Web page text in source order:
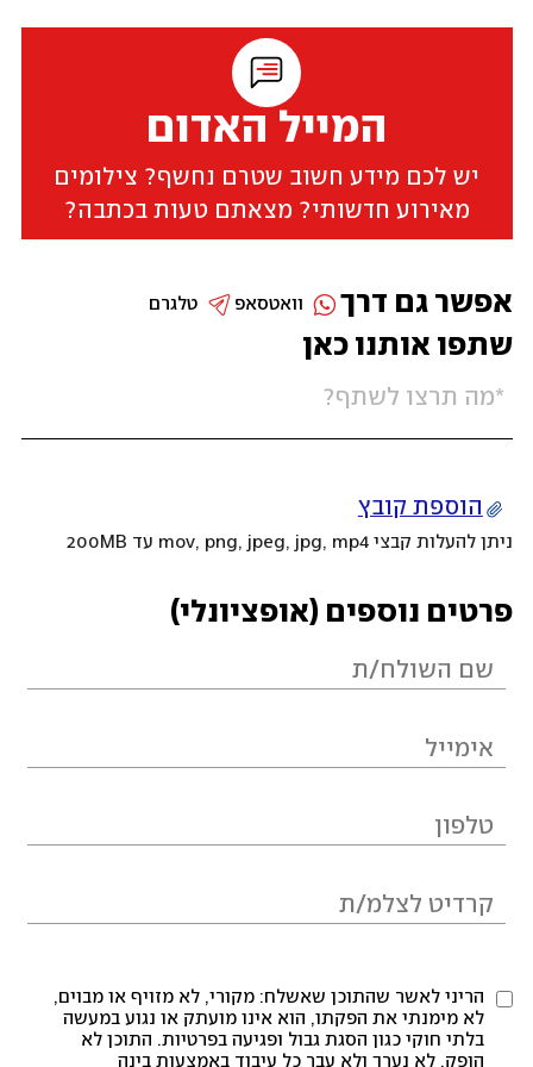
המייל האדום
יש לכם מידע חשוב שטרם נחשף? צילומים
מאירוע חדשותי? מצאתם טעות בכתבה?
שתפו אותנו כאן
הוספת קובץ
ניתן להעלות קבצי mov, png, jpeg, jpg, mp4 עד 200MB
פרטים נוספים (אופציונלי)
הריני לאשר שהתוכן שאשלח: מקורי, לא מזויף או מבוים,
לא מימנתי את הפקתו, הוא אינו מועתק או נגוע במעשה
בלתי חוקי כגון הסגת גבול ופגיעה בפרטיות. התוכן לא
הופק, לא נערך ולא עבר כל עיבוד באמצעות בינה
אפשר גם דרך טלגרם וואטסאפ